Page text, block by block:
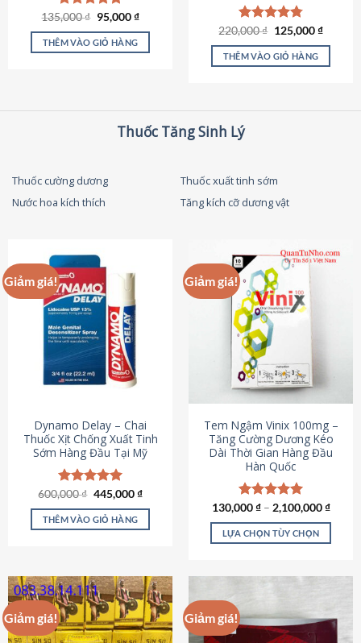
sản
phẩm
Được xếp
hạng4.87
5 sao
135,000₫ Giá
gốc
là:
135,000 ₫.
95,000₫Giá
tại
THÊM VÀO GIỎ HÀNG
Được xếp
hạng4.79
5 sao
220,000₫ Giá
là:
220,000 ₫.
125,000₫Giá
tại
THÊM VÀO GIỎ HÀNG
Thuốc Tăng Sinh Lý
Thuốc cường dương
Thuốc xuất tinh sớm
Nước hoa kích thích
Tăng kích cỡ dương vật
Giảm giá!
Dynamo Delay – Chai
Thuốc Xịt Chống Xuất Tinh
Sớm Hàng Đầu Tại Mỹ
Được xếp
hạng5.00
5 sao
600,000₫ Giá
là:
600,000 ₫.
445,000₫Giá
tại
THÊM VÀO GIỎ HÀNG
Giảm giá!
Tem Ngậm Vinix 100mg –
Tăng Cường Dương Kéo
Dài Thời Gian Hàng Đầu
Hàn Quốc
Được xếp
hạng5.00
5 sao
130,000₫– 2,100,000₫
LỰA CHỌN TÙY CHỌN
nhiều
biến
Giảm giá! Giảm giá!